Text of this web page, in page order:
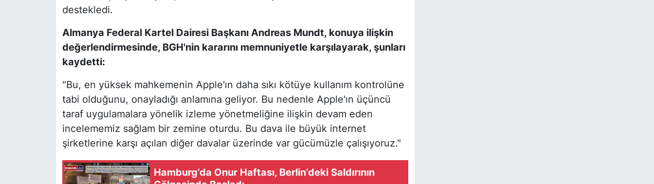
destekledi.
Almanya Federal Kartel Dairesi Başkanı Andreas Mundt, konuya ilişkin
değerlendirmesinde, BGH'nin kararını memnuniyetle karşılayarak, şunları
kaydetti:
"Bu, en yüksek mahkemenin Apple'ın daha sıkı kötüye kullanım kontrolüne
tabi olduğunu, onayladığı anlamına geliyor. Bu nedenle Apple'ın üçüncü
taraf uygulamalara yönelik izleme yönetmeliğine ilişkin devam eden
incelememiz sağlam bir zemine oturdu. Bu dava ile büyük internet
şirketlerine karşı açılan diğer davalar üzerinde var gücümüzle çalışıyoruz."
Hamburg’da Onur Haftası, Berlin’deki Saldırının